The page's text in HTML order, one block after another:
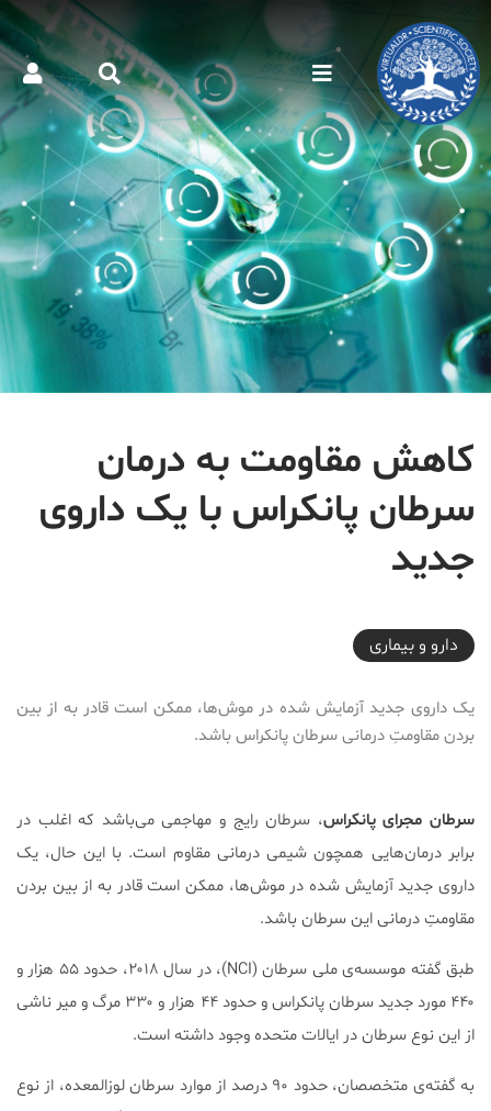
کاهش مقاومت به درمان
سرطان پانکراس با یک داروی
جدید
2018-10-25T11:34:55+03:30
دارو‌ و بیماری
یک داروی جدید آزمایش شده در موش‌ها، ممکن است قادر به از بین
بردن مقاومتِ درمانی سرطان پانکراس باشد.
سرطان مجرای پانکراس، سرطان رایج و مهاجمی می‌باشد که اغلب در
برابر درما‌ن‌هایی همچون شیمی درمانی مقاوم است. با این حال، یک
داروی جدید آزمایش شده در موش‌ها، ممکن است قادر به از بین بردن
مقاومتِ درمانی این سرطان باشد.
طبق گفته موسسه‌ی ملی سرطان (NCI)، در سال ۲۰۱۸، حدود ۵۵ هزار و
۴۴۰ مورد جدید سرطان پانکراس و حدود ۴۴ هزار و ۳۳۰ مرگ و میر ناشی
از این نوع سرطان در ایالات متحده وجود داشته است.
به گفته‌ی متخصصان، حدود ۹۰ درصد از موارد سرطان لوزالمعده، از نوع